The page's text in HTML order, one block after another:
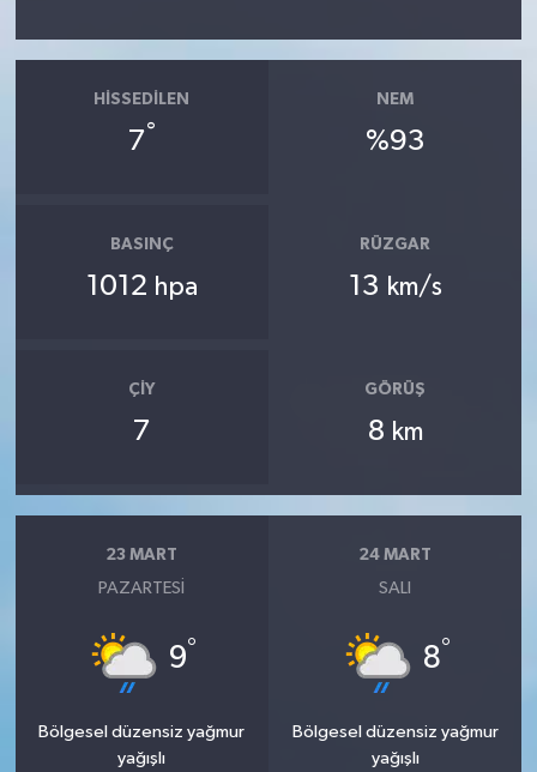
HISSEDILEN
7°
NEM
%93
BASINÇ
1012 hpa
RÜZGAR
13 km/s
ÇIY
7
GÖRÜŞ
8 km
23 MART
PAZARTESI
9°
Bölgesel düzensiz yağmur
yağışlı
24 MART
SALI
8°
Bölgesel düzensiz yağmur
yağışlı